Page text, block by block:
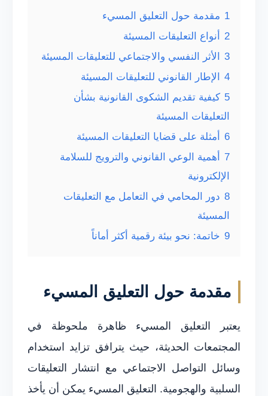
1 مقدمة حول التعليق المسيء
2
أنواع التعليقات المسيئة
3
الأثر النفسي والاجتماعي للتعليقات المسيئة
4
الإطار القانوني للتعليقات المسيئة
5 كيفية تقديم الشكوى القانونية بشأن
التعليقات المسيئة
6
أمثلة على قضايا التعليقات المسيئة
7
أهمية الوعي القانوني والترويج للسلامة
الإلكترونية
8 دور المحامي في التعامل مع التعليقات
المسيئة
9 خاتمة: نحو بيئة رقمية أكثر أماناً
مقدمة حول التعليق المسيء
يعتبر التعليق المسيء ظاهرة ملحوظة في
المجتمعات الحديثة، حيث يترافق تزايد استخدام
وسائل التواصل الاجتماعي مع انتشار التعليقات
السلبية والهجومية. التعليق المسيء يمكن أن يأخذ